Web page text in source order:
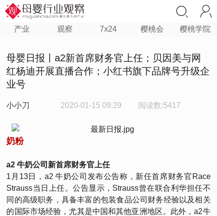
产业 观察 7x24 樱桃会 樱桃学院
母婴日报丨a2新首席财务官上任；贝因美与网
红杨迪开展直播合作；小红书旗下品牌号升级企
业号
小小刀 2020-01-15 09:29 阅读数:5417
奶粉
a2 牛奶公司新首席财务官上任
1月13日，a2 牛奶公司发布公告称，新任首席财务官Race
Strauss当日上任。公告显示，Strauss曾在联合利华担任不
同的高级职务，具备丰富的包装食品公司财务经验以及相关
的国际市场经验，尤其是中国和其他亚洲地区。此外，a2牛